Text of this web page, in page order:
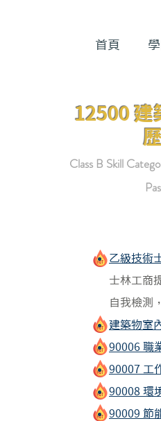
首頁
12500 建
Class B Skill
乙級技術
士林工商
自我檢測
建築物室
90006 職
90007 工
90008 環
90009 節